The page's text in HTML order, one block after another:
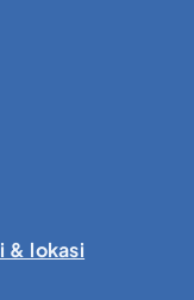
& lokasi